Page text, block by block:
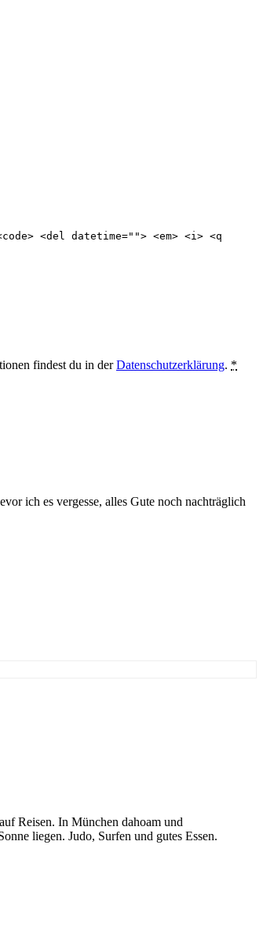
<del datetime=""> <em> <i> <q
findest du in derDatenschutzerklärung. *
ich es vergesse, alles Gute noch nachträglich
Reisen. In München dahoam und
liegen. Judo, Surfen und gutes Essen.